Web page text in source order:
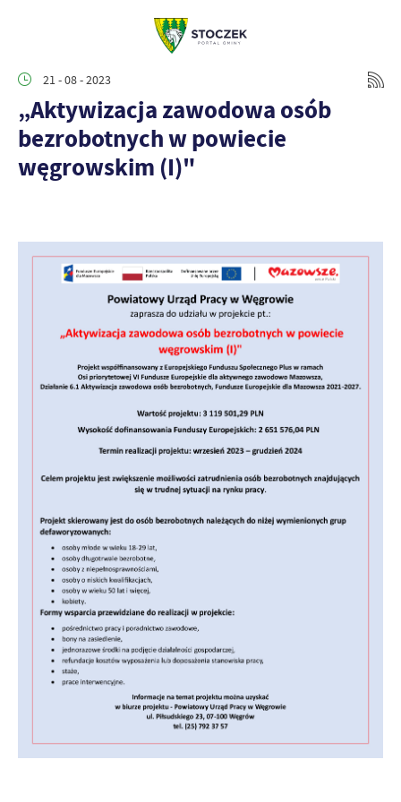
21 - 08 - 2023
„Aktywizacja zawodowa osób
bezrobotnych w powiecie
węgrowskim (I)"